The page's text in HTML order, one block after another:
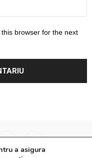
browser for the next
a asigura